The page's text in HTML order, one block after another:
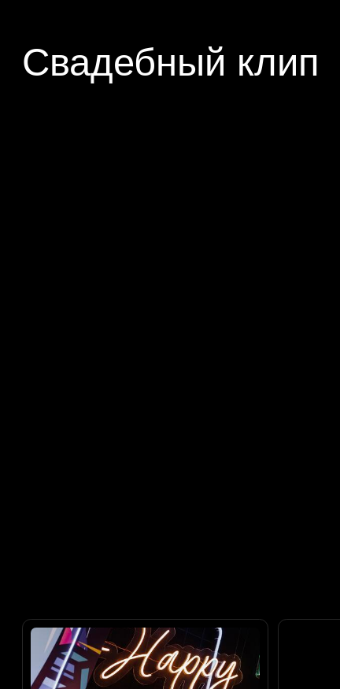
Детский праздник